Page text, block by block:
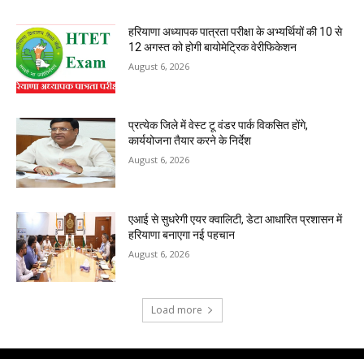
हरियाणा अध्यापक पात्रता परीक्षा के अभ्यर्थियों की 10 से
12 अगस्त को होगी बायोमेट्रिक वेरीफिकेशन
August 6, 2026
प्रत्येक जिले में वेस्ट टू वंडर पार्क विकसित होंगे,
कार्ययोजना तैयार करने के निर्देश
August 6, 2026
एआई से सुधरेगी एयर क्वालिटी, डेटा आधारित प्रशासन में
हरियाणा बनाएगा नई पहचान
August 6, 2026
Load more